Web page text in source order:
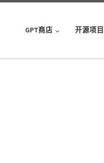
GPT商店 开源项目